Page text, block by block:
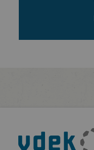
Fußleisten-
Navigation